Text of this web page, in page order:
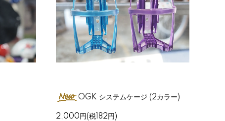
OGK システムケージ (2カラー)
2,000円(税182円)